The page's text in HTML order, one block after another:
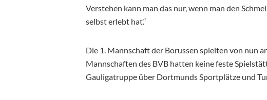
Verstehen kann man das nur, wenn man den
selbst erlebt hat.“
Die 1. Mannschaft der Borussen spielten von nun
Mannschaften des BVB hatten keine feste
Gauligatruppe über Dortmunds Sportplätze und